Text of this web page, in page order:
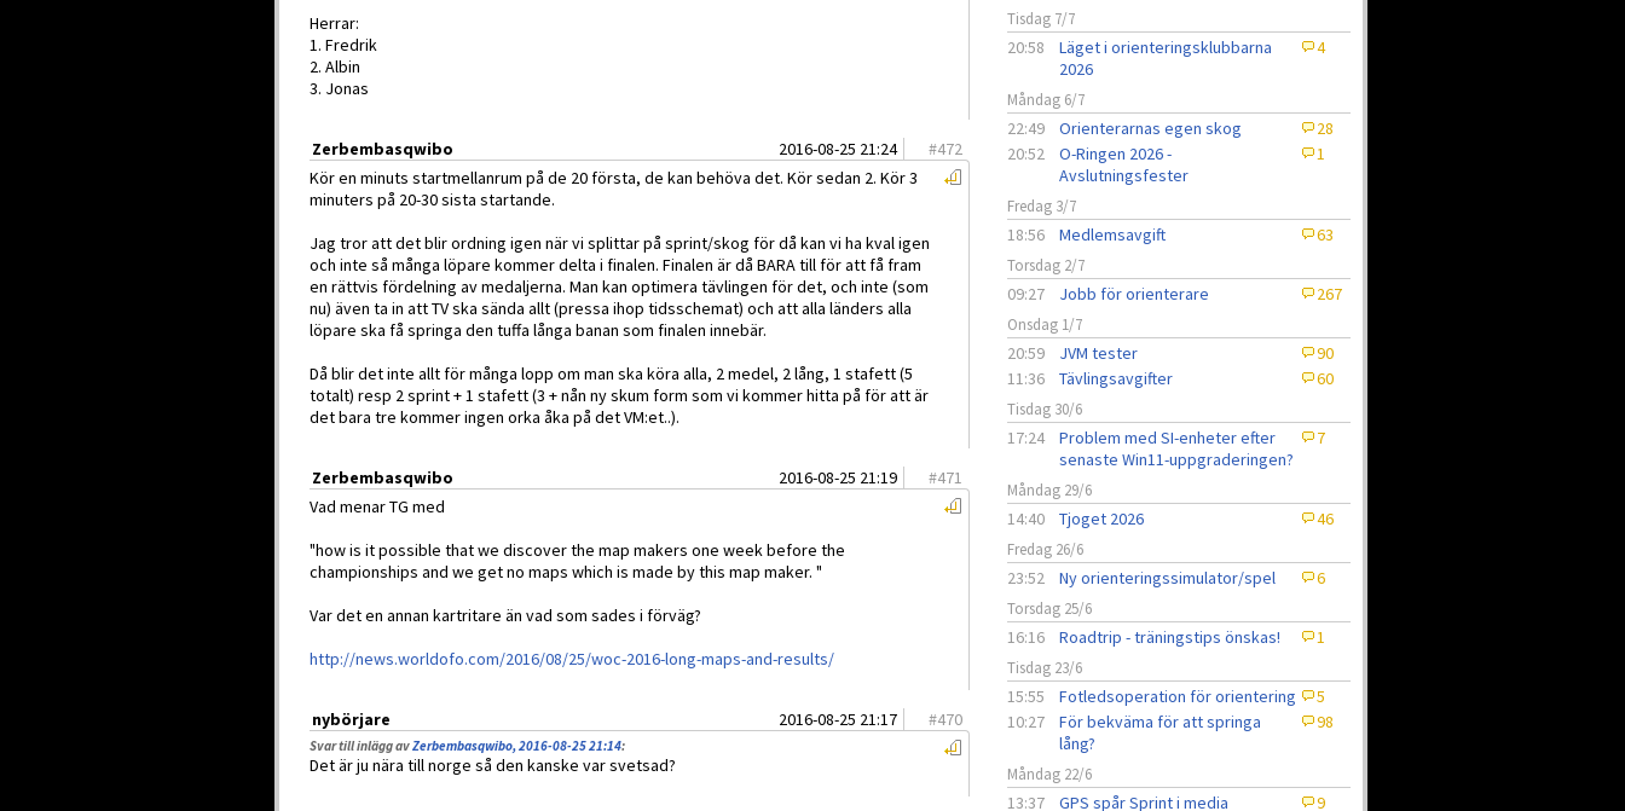
Herrar:
1. Fredrik
2. Albin
3. Jonas
Zerbembasqwibo 2016-08-25 21:24 #472
Kör en minuts startmellanrum på de 20 första, de kan behöva det. Kör sedan 2. Kör 3
minuters på 20-30 sista startande.
Jag tror att det blir ordning igen när vi splittar på sprint/skog för då kan vi ha kval igen
och inte så många löpare kommer delta i finalen. Finalen är då BARA till för att få fram
en rättvis fördelning av medaljerna. Man kan optimera tävlingen för det, och inte (som
nu) även ta in att TV ska sända allt (pressa ihop tidsschemat) och att alla länders alla
löpare ska få springa den tuffa långa banan som finalen innebär.
Då blir det inte allt för många lopp om man ska köra alla, 2 medel, 2 lång, 1 stafett (5
totalt) resp 2 sprint + 1 stafett (3 + nån ny skum form som vi kommer hitta på för att är
det bara tre kommer ingen orka åka på det VM:et..).
Zerbembasqwibo 2016-08-25 21:19 #471
Vad menar TG med
"how is it possible that we discover the map makers one week before the
championships and we get no maps which is made by this map maker. "
Var det en annan kartritare än vad som sades i förväg?
http://news.worldofo.com/2016/08/25/woc-2016-long-maps-and-results/
nybörjare 2016-08-25 21:17 #470
Svar till inlägg avZerbembasqwibo, 2016-08-25 21:14:
Det är ju nära till norge så den kanske var svetsad?
Tisdag 7/7
20:58
Läget i orienteringsklubbarna
2026
4
Måndag 6/7
22:49 Orienterarnas egen skog
28
20:52
O-Ringen 2026 -
Avslutningsfester
1
Fredag 3/7
18:56 Medlemsavgift 63
Torsdag 2/7
09:27 Jobb för orienterare 267
Onsdag 1/7
20:59 JVM tester
90
11:36
Tävlingsavgifter 60
Tisdag 30/6
17:24
Problem med SI-enheter efter
senaste Win11-uppgraderingen?
7
Måndag 29/6
14:40 Tjoget 2026 46
Fredag 26/6
23:52 Ny orienteringssimulator/spel 6
Torsdag 25/6
16:16 Roadtrip - träningstips önskas! 1
Tisdag 23/6
15:55 Fotledsoperation för orientering
5
10:27
För bekväma för att springa
lång?
98
Måndag 22/6
13:37 GPS spår Sprint i media 9